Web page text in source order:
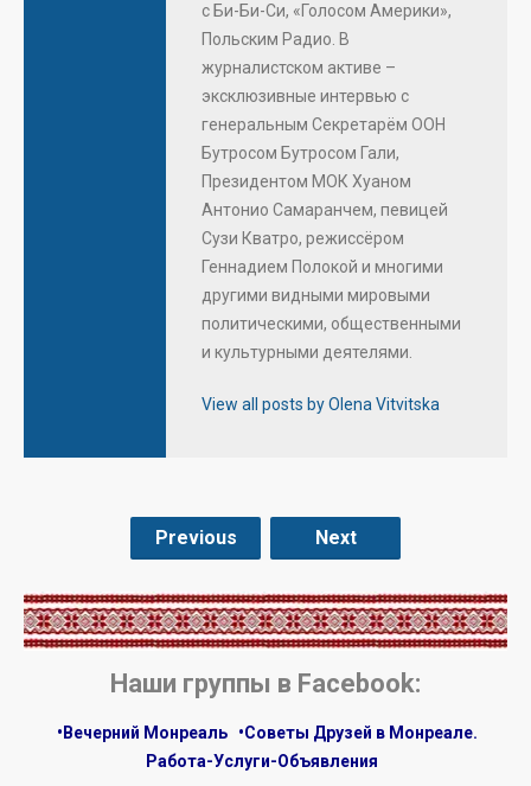
с Би-Би-Си, «Голосом Америки»,
Польским Радио. В
журналистском активе –
эксклюзивные интервью с
генеральным Секретарём ООН
Бутросом Бутросом Гали,
Президентом МОК Хуаном
Антонио Самаранчем, певицей
Сузи Кватро, режиссёром
Геннадием Полокой и многими
другими видными мировыми
политическими, общественными
и культурными деятелями.
View all posts by Olena Vitvitska
Previous Next
.
Наши группы в Facebook:
•Вечерний Монреаль
•Советы Друзей в Монреале.
Работа-Услуги-Объявления